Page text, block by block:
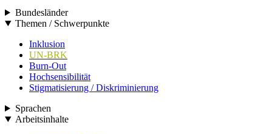
Bundesländer
Themen / Schwerpunkte
Inklusion
UN-BRK
Burn-Out
Hochsensibilität
Stigmatisierung / Diskriminierung
Sprachen
Arbeitsinhalte